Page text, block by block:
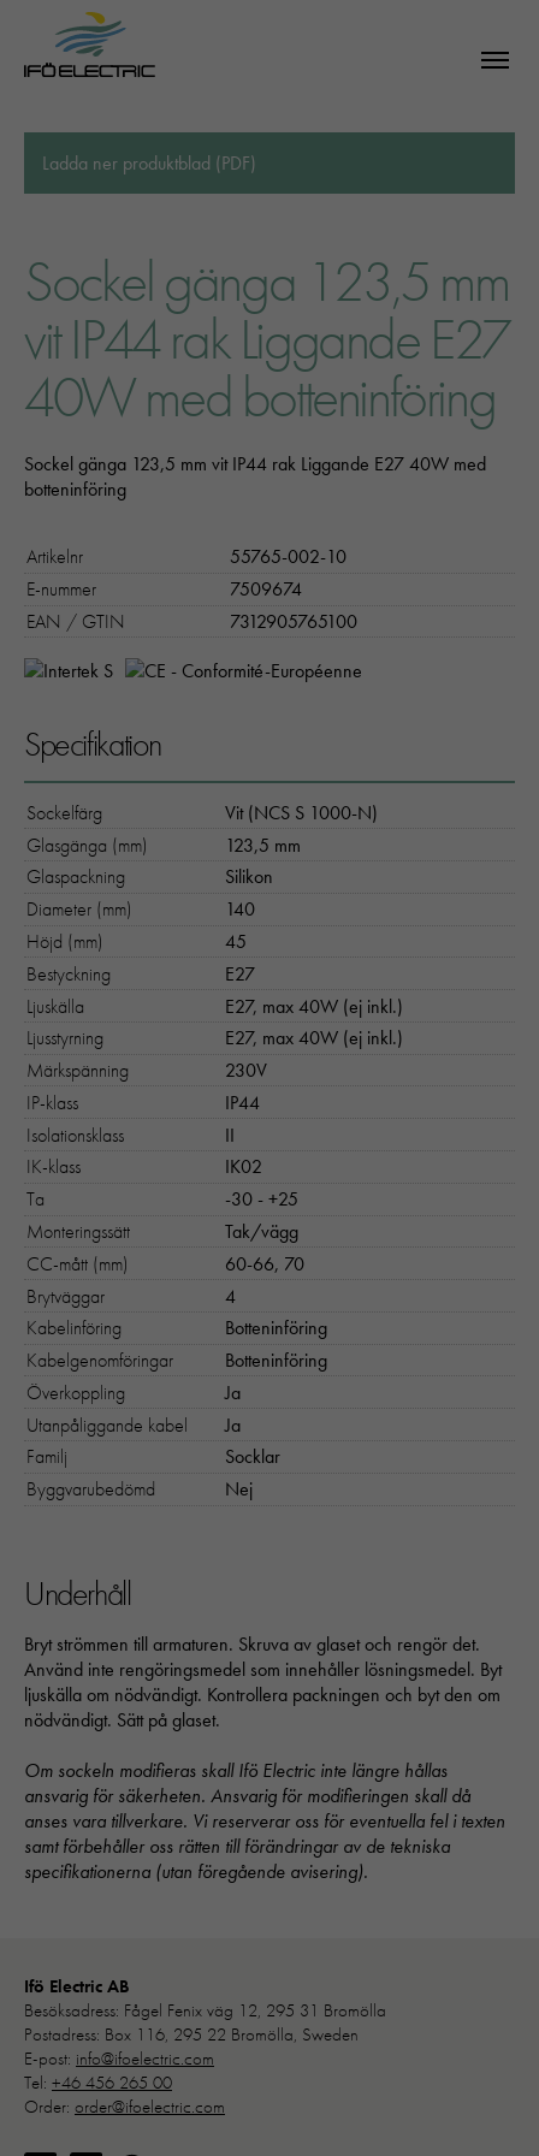
Ladda ner produktblad (PDF)
Sockel gänga 123,5 mm
vit IP44 rak Liggande E27
40W med botteninföring
Sockel gänga 123,5 mm vit IP44 rak Liggande E27 40W med
botteninföring
Artikelnr
55765-002-10
E-nummer
7509674
EAN / GTIN
7312905765100
Specifikation
Sockelfärg
Vit (NCS S 1000-N)
Glasgänga (mm)
123,5 mm
Glaspackning
Silikon
Diameter (mm)
140
Höjd (mm)
45
Bestyckning
E27
Ljuskälla
E27, max 40W (ej inkl.)
Ljusstyrning
E27, max 40W (ej inkl.)
Märkspänning
230V
IP-klass
IP44
Isolationsklass
II
IK-klass
IK02
Ta
-30 - +25
Monteringssätt
Tak/vägg
CC-mått (mm)
60-66, 70
Brytväggar
4
Kabelinföring
Botteninföring
Kabelgenomföringar
Botteninföring
Överkoppling
Ja
Utanpåliggande kabel
Ja
Familj
Socklar
Byggvarubedömd
Nej
Underhåll
Bryt strömmen till armaturen. Skruva av glaset och rengör det.
Använd inte rengöringsmedel som innehåller lösningsmedel. Byt
ljuskälla om nödvändigt. Kontrollera packningen och byt den om
nödvändigt. Sätt på glaset.
Om sockeln modifieras skall Ifö Electric inte längre hållas
ansvarig för säkerheten. Ansvarig för modifieringen skall då
anses vara tillverkare. Vi reserverar oss för eventuella fel i texten
samt förbehåller oss rätten till förändringar av de tekniska
specifikationerna (utan föregående avisering).
Ifö Electric AB
Besöksadress: Fågel Fenix väg 12, 295 31 Bromölla
Postadress: Box 116, 295 22 Bromölla, Sweden
E-post: info@ifoelectric.com
Tel: +46 456 265 00
Order: order@ifoelectric.com
Nödvändiga
Dessa kakor går inte att välja bort.